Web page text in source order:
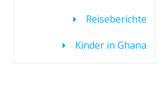
Reiseberichte
Kinder in Ghana